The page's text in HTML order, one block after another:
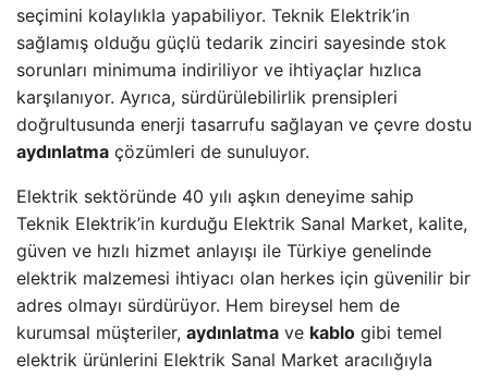
seçimini kolaylıkla yapabiliyor. Teknik Elektrik’in
sağlamış olduğu güçlü tedarik zinciri sayesinde stok
sorunları minimuma indiriliyor ve ihtiyaçlar hızlıca
karşılanıyor. Ayrıca, sürdürülebilirlik prensipleri
doğrultusunda enerji tasarrufu sağlayan ve çevre dostu
aydınlatma çözümleri de sunuluyor.
Elektrik sektöründe 40 yılı aşkın deneyime sahip
Teknik Elektrik’in kurduğu Elektrik Sanal Market, kalite,
güven ve hızlı hizmet anlayışı ile Türkiye genelinde
elektrik malzemesi ihtiyacı olan herkes için güvenilir bir
adres olmayı sürdürüyor. Hem bireysel hem de
kurumsal müşteriler, aydınlatma ve kablo gibi temel
elektrik ürünlerini Elektrik Sanal Market aracılığıyla